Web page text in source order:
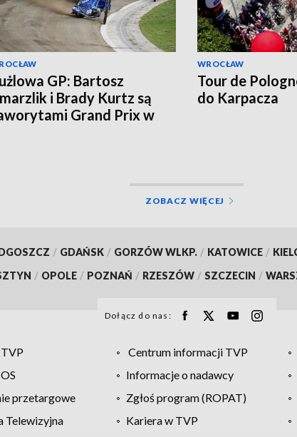
GP: Bartosz
i Brady Kurtz są
Grand Prix w
WROCŁAW
Tour de
do Karpacza
ZOBACZ WIĘCEJ
/ GDAŃSK / GORZÓW WLKP. / KATOWICE /
/ OPOLE / POZNAŃ / RZESZÓW / SZCZECIN /
Dołącz do nas:
Centrum informacji TVP
Informacje o nadawcy
przetargowe Zgłoś program (ROPAT)
Telewizyjna Kariera w TVP